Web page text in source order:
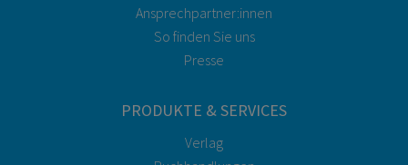
Ansprechpartner:innen
So finden Sie uns
Presse
PRODUKTE & SERVICES
Verlag